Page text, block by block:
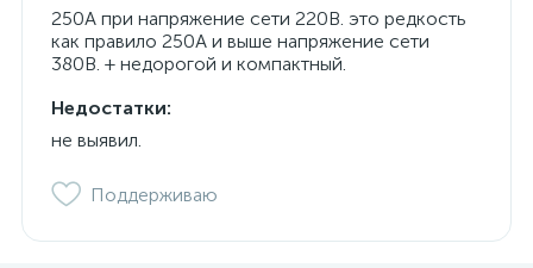
250А при напряжение сети 220В. это редкость
как правило 250А и выше напряжение сети
380В. + недорогой и компактный.
Недостатки:
не выявил.
Поддерживаю